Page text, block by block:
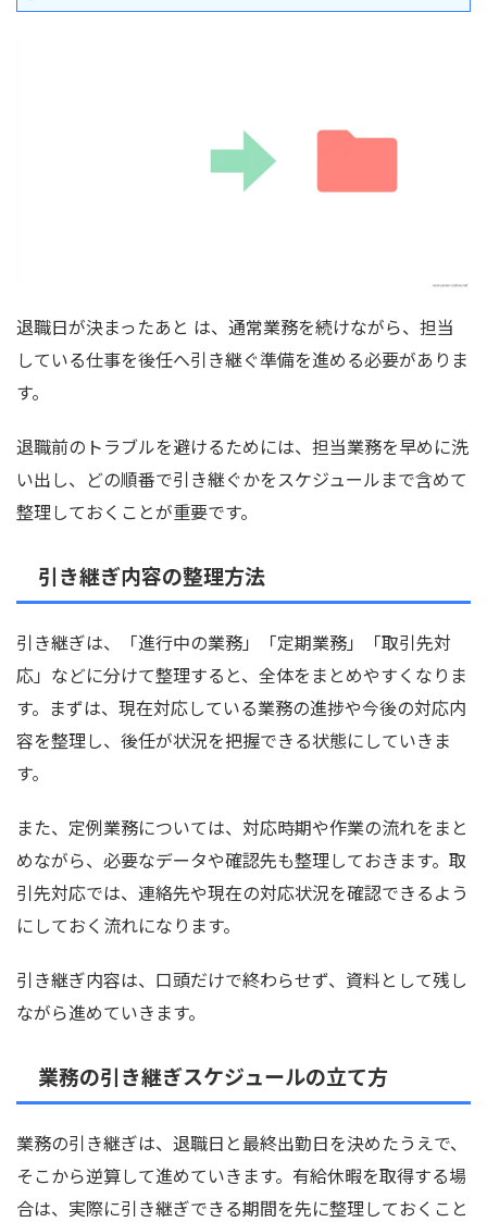
退職日が決まったあと は、通常業務を続けながら、担当
している仕事を後任へ引き継ぐ準備を進める必要がありま
す。
退職前のトラブルを避けるためには、担当業務を早めに洗
い出し、どの順番で引き継ぐかをスケジュールまで含めて
整理しておくことが重要です。
引き継ぎ内容の整理方法
引き継ぎは、「進行中の業務」「定期業務」「取引先対
応」などに分けて整理すると、全体をまとめやすくなりま
す。まずは、現在対応している業務の進捗や今後の対応内
容を整理し、後任が状況を把握できる状態にしていきま
す。
また、定例業務については、対応時期や作業の流れをまと
めながら、必要なデータや確認先も整理しておきます。取
引先対応では、連絡先や現在の対応状況を確認できるよう
にしておく流れになります。
引き継ぎ内容は、口頭だけで終わらせず、資料として残し
ながら進めていきます。
業務の引き継ぎスケジュールの立て方
業務の引き継ぎは、退職日と最終出勤日を決めたうえで、
そこから逆算して進めていきます。有給休暇を取得する場
合は、実際に引き継ぎできる期間を先に整理しておくこと